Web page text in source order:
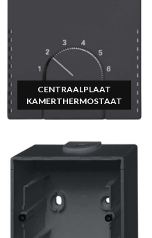
CENTRAALPLAAT
KAMERTHERMOSTAAT